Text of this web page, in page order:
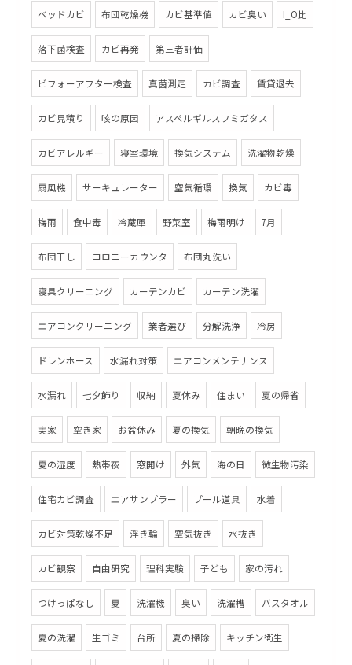
ベッドカビ 布団乾燥機 カビ基準値 カビ臭い I_O比
落下菌検査 カビ再発 第三者評価
ビフォーアフター検査 真菌測定 カビ調査 賃貸退去
カビ見積り 咳の原因 アスペルギルスフミガタス
カビアレルギー 寝室環境 換気システム 洗濯物乾燥
扇風機 サーキュレーター 空気循環 換気 カビ毒
梅雨 食中毒 冷蔵庫 野菜室 梅雨明け 7月
布団干し コロニーカウンタ 布団丸洗い
寝具クリーニング カーテンカビ カーテン洗濯
エアコンクリーニング 業者選び 分解洗浄 冷房
ドレンホース 水漏れ対策 エアコンメンテナンス
水漏れ 七夕飾り 収納 夏休み 住まい 夏の帰省
実家 空き家 お盆休み 夏の換気 朝晩の換気
夏の湿度 熱帯夜 窓開け 外気 海の日 微生物汚染
住宅カビ調査 エアサンプラー プール道具 水着
カビ対策乾燥不足 浮き輪 空気抜き 水抜き
カビ観察 自由研究 理科実験 子ども 家の汚れ
つけっぱなし 夏 洗濯機 臭い 洗濯槽 バスタオル
夏の洗濯 生ゴミ 台所 夏の掃除 キッチン衛生